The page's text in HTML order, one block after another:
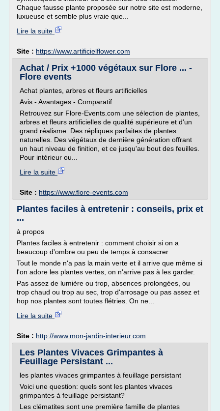
Chaque fausse plante proposée sur notre site est moderne,
luxueuse et semble plus vraie que...
Lire la suite
Site : https://www.artificielflower.com
Achat / Prix +1000 végétaux sur Flore ... -
Flore events
Achat plantes, arbres et fleurs artificielles
Avis - Avantages - Comparatif
Retrouvez sur Flore-Events.com une sélection de plantes,
arbres et fleurs artificielles de qualité supérieure et d'un
grand réalisme. Des répliques parfaites de plantes
naturelles. Des végétaux de dernière génération offrant
un haut niveau de finition, et ce jusqu'au bout des feuilles.
Pour intérieur ou...
Lire la suite
Site : https://www.flore-events.com
Plantes faciles à entretenir : conseils, prix et
...
à propos
Plantes faciles à entretenir : comment choisir si on a
beaucoup d'ombre ou peu de temps à consacrer
Tout le monde n'a pas la main verte et il arrive que même si
l'on adore les plantes vertes, on n'arrive pas à les garder.
Pas assez de lumière ou trop, absences prolongées, ou
trop chaud ou trop au sec, trop d'arrosage ou pas assez et
hop nos plantes sont toutes flétries. On ne...
Lire la suite
Site : http://www.mon-jardin-interieur.com
Les Plantes Vivaces Grimpantes à
Feuillage Persistant ...
les plantes vivaces grimpantes à feuillage persistant
Voici une question: quels sont les plantes vivaces
grimpantes à feuillage persistant?
Les clématites sont une première famille de plantes